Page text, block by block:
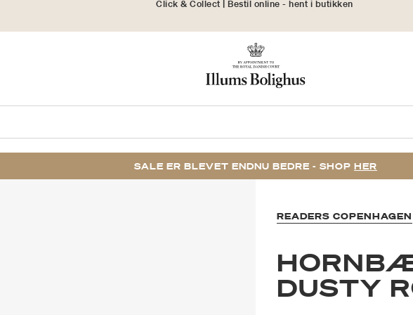
SALE ER BLEVET ENDNU BEDRE - SHOP HER
READERS COPENHAGEN
DUSTY